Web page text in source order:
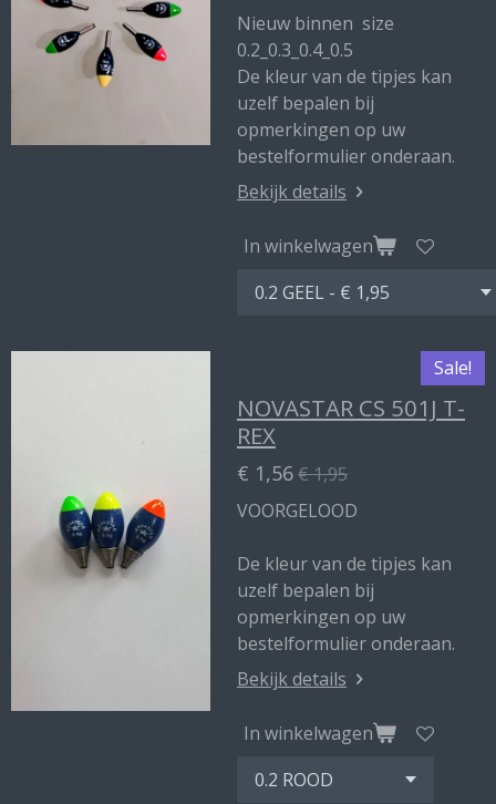
Nieuw binnen size
0.2_0.3_0.4_0.5
De kleur van de tipjes kan
uzelf bepalen bij
opmerkingen op uw
bestelformulier onderaan.
Bekijk details
In winkelwagen
Sale!
NOVASTAR CS 501J T-
REX
€ 1,56€ 1,95
VOORGELOOD
De kleur van de tipjes kan
uzelf bepalen bij
opmerkingen op uw
bestelformulier onderaan.
Bekijk details
In winkelwagen